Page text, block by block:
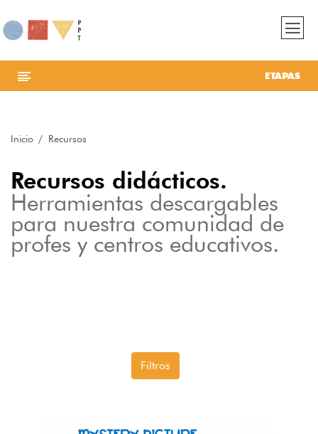
ETAPAS
Inicio Recursos
Recursos didácticos.
Herramientas descargables
para nuestra comunidad de
profes y centros educativos.
Filtros